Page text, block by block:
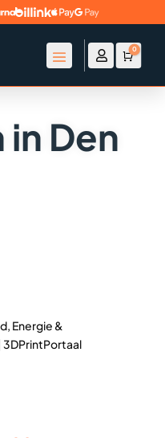
 Account
0
Den
Energie &
3DPrintPortaal